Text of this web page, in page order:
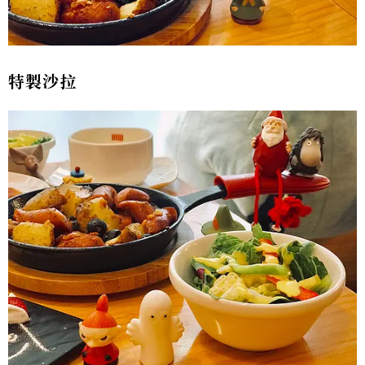
特製沙拉